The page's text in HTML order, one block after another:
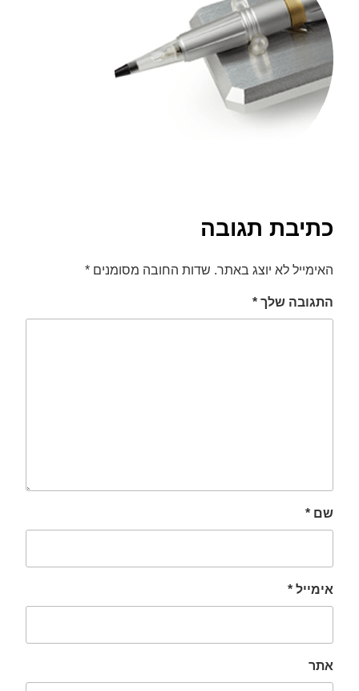
font_download סמן קישורים
לאפס
cached
כתיבת תגובה
האימייל לא יוצג באתר. שדות החובה מסומנים *
התגובה שלך *
שם *
אימייל *
אתר